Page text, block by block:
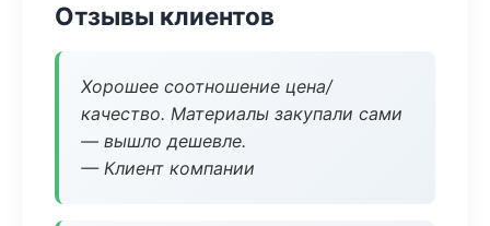
Отзывы клиентов
Хорошее соотношение цена/
качество. Материалы закупали сами
— вышло дешевле.
— Клиент компании